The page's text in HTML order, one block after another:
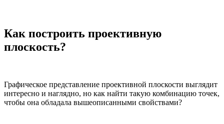
Как построить проективную
плоскость?
Графическое представление проективной плоскости выглядит
интересно и наглядно, но как найти такую комбинацию точек,
чтобы она обладала вышеописанными свойствами?